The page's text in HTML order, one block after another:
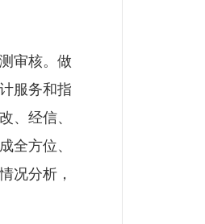
审核。做
服务和指
、经信、
全方位、
况分析，